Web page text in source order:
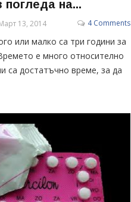
погледа на...
13, 2014 4 Comments
или малко са три години за
е много относително
са достатъчно време, за да